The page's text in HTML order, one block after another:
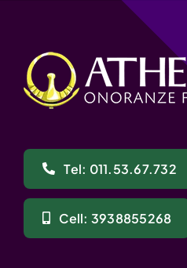
Tel: 011.53.67.732
Cell: 3938855268